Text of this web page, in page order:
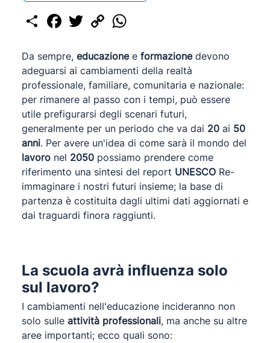
Share Facebook
Twitter Copy
Link
Da sempre, educazionee formazionedevono
adeguarsi ai cambiamenti della realtà
professionale, familiare, comunitaria e nazionale:
per rimanere al passo con i tempi, può essere
utile prefigurarsi degli scenari futuri,
generalmente per un periodo che va dai 20 ai 50
anni. Per avere un'idea di come sarà il mondo del
lavoro nel 2050 possiamo prendere come
riferimento una sintesi del report UNESCO Re-
immaginare i nostri futuri insieme; la base di
partenza è costituita dagli ultimi dati aggiornati e
dai traguardi finora raggiunti.
La scuola avrà influenza solo
sul lavoro?
I cambiamenti nell'educazione incideranno non
solo sulle attività professionali, ma anche su altre
aree importanti; ecco quali sono: